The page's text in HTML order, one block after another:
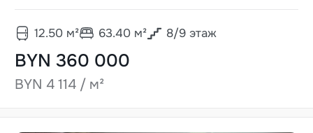
12.50м² 63.40м² 8/9этаж
BYN 360 000
BYN 4 114 / м²